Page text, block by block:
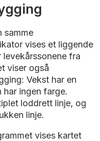
samme
vises et liggende
fra
viser også
Vekst har en
har ingen farge.
loddrett linje, og
linje.
vises kartet